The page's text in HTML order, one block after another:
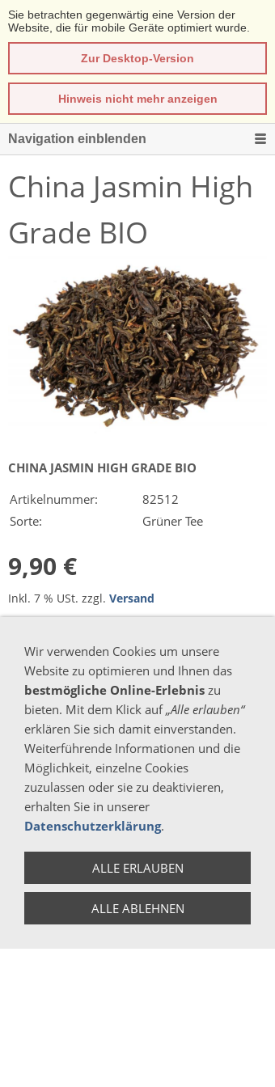
Sie betrachten gegenwärtig eine Version der
Website, die für mobile Geräte optimiert wurde.
Zur Desktop-Version
Hinweis nicht mehr anzeigen
Navigation einblenden
China Jasmin High
Grade BIO
CHINA JASMIN HIGH GRADE BIO
Artikelnummer:
82512
Sorte:
Grüner Tee
9,90 €
Inkl. 7 % USt. zzgl. Versand
100G / PACK
Menge: 12 - 15 g/l
Wir verwenden Cookies um unsere
Website zu optimieren und Ihnen das
bestmögliche Online-Erlebnis zu
bieten. Mit dem Klick auf„Alle erlauben“
erklären Sie sich damit einverstanden.
Weiterführende Informationen und die
Möglichkeit, einzelne Cookies
zuzulassen oder sie zu deaktivieren,
erhalten Sie in unserer
Datenschutzerklärung.
ALLE ERLAUBEN
ALLE ABLEHNEN